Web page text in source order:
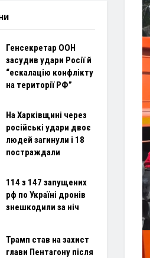
Генсекретар ООН
засудив удари Росії й
“ескалацію конфлікту
на території РФ”
На Харківщині через
російські удари двоє
людей загинули і 18
постраждали
114 з 147 запущених
рф по Україні дронів
знешкодили за ніч
Трамп став на захист
глави Пентагону після